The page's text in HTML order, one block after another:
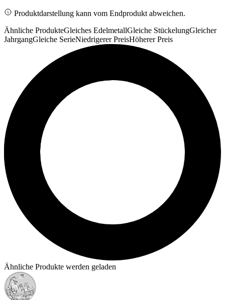
Produktdarstellung kann vom Endprodukt abweichen.
Ähnliche ProdukteGleiches EdelmetallGleiche StückelungGleicher
JahrgangGleiche SerieNiedrigerer PreisHöherer Preis
Ähnliche Produkte werden geladen